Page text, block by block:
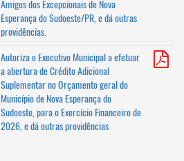
Amigos dos Excepcionais de Nova
Esperança do Sudoeste/PR, e dá outras
providências.
Autoriza o Executivo Municipal a efetuar
a abertura de Crédito Adicional
Suplementar no Orçamento geral do
Município de Nova Esperança do
Sudoeste, para o Exercício Financeiro de
2026, e dá outras providências